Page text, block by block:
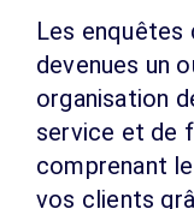
Les
devenues un
organisation
service et de
comprenant
vos clients